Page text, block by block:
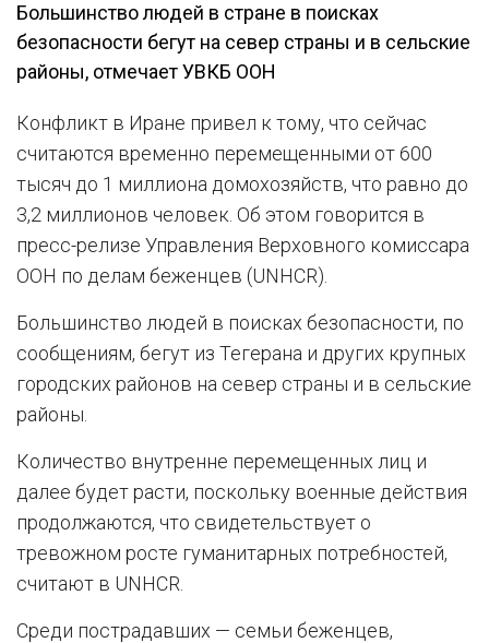
Большинство людей в стране в поисках
безопасности бегут на север страны и в сельские
районы, отмечает УВКБ ООН
Конфликт в Иране привел к тому, что сейчас
считаются временно перемещенными от 600
тысяч до 1 миллиона домохозяйств, что равно до
3,2 миллионов человек. Об этом говорится в
пресс-релизе Управления Верховного комиссара
ООН по делам беженцев (UNHCR).
Большинство людей в поисках безопасности, по
сообщениям, бегут из Тегерана и других крупных
городских районов на север страны и в сельские
районы.
Количество внутренне перемещенных лиц и
далее будет расти, поскольку военные действия
продолжаются, что свидетельствует о
тревожном росте гуманитарных потребностей,
считают в UNHCR.
Среди пострадавших — семьи беженцев,